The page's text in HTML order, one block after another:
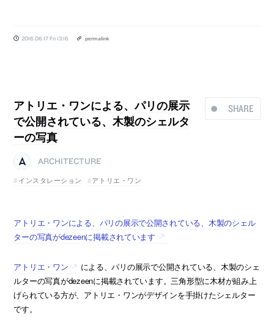
2016.06.17 Fri 13:16 permalink
SHARE
アトリエ・ワンによる、パリの展示
で公開されている、木製のシェルタ
ーの写真
ARCHITECTURE
インスタレーション
アトリエ・ワン
アトリエ・ワンによる、パリの展示で公開されている、木製のシェル
ターの写真がdezeenに掲載されています
アトリエ・ワン
による、パリの展示で公開されている、木製のシェ
ルターの写真がdezeenに掲載されています。三角形型に木材が組み上
げられている方が、アトリエ・ワンがデザインを手掛けたシェルター
です。